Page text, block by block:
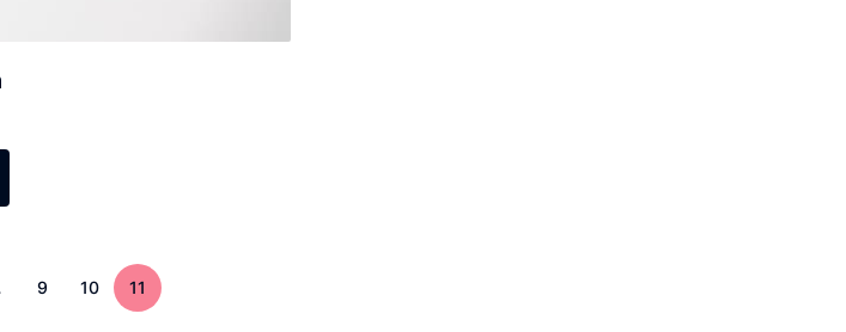
9 10 11